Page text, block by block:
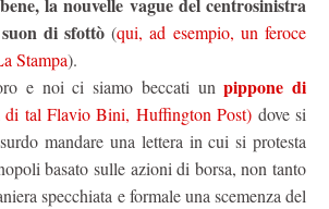
la nouvelle vague del centrosinistra
di sfottò (qui, ad esempio, un feroce
Stampa).
e noi ci siamo beccati unpippone di
di tal Flavio Bini, Huffington Post) dove si
mandare una lettera in cui si protesta
basato sulle azioni di borsa, non tanto
specchiata e formale una scemenza del